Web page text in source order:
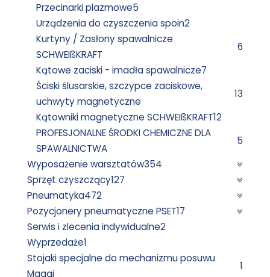
Przecinarki plazmowe5
Urządzenia do czyszczenia spoin2
Kurtyny / Zasłony spawalnicze
SCHWEIßKRAFT
6
Kątowe zaciski - imadła spawalnicze7
Ściski ślusarskie, szczypce zaciskowe,
uchwyty magnetyczne
13
Kątowniki magnetyczne SCHWEIßKRAFT12
PROFESJONALNE ŚRODKI CHEMICZNE DLA
SPAWALNICTWA
5
Wyposażenie warsztatów354
Sprzęt czyszczący127
Pneumatyka472
Pozycjonery pneumatyczne PSET17
Serwis i zlecenia indywidualne2
Wyprzedaże1
Stojaki specjalne do mechanizmu posuwu
Maggi
1